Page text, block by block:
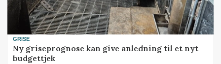
GRISE
Ny griseprognose kan give anledning til et nyt
budgettjek